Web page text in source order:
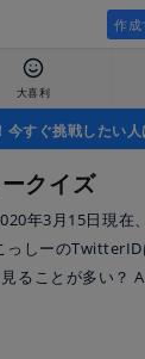
作成
大喜利
今すぐ挑戦したい人
クイズ
年3月15日現在
っしーの
ることが多い？